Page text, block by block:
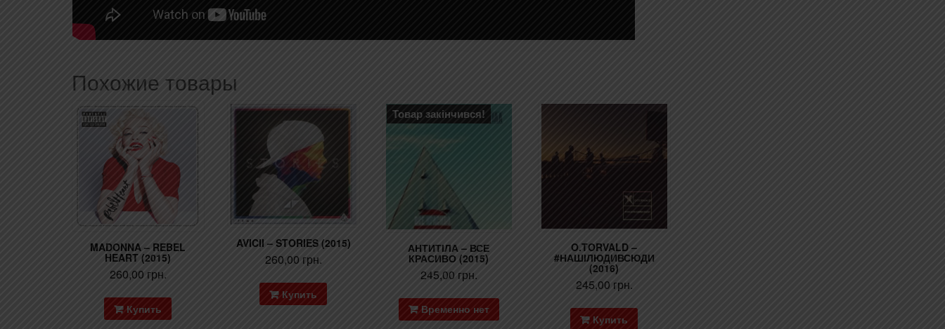
Похожие товары
MADONNA – REBEL
HEART (2015)
260,00 грн.
Купить
AVICII – STORIES (2015)
260,00 грн.
Купить
Товар закінчився!
АНТИТІЛА – ВСЕ
КРАСИВО (2015)
245,00 грн.
Временно нет
O.TORVALD –
#НАШІЛЮДИВСЮДИ
(2016)
245,00 грн.
Купить